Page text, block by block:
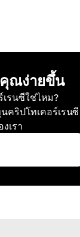
ณง่ายขึ้น
เรนซีใช่ไหม?
คริปโทเคอร์เรนซี
เรา